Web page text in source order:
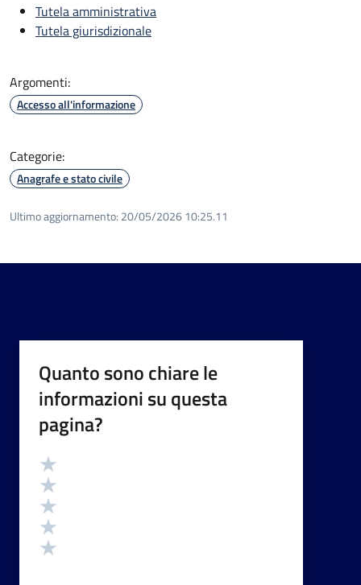
Tutela amministrativa
Tutela giurisdizionale
Argomenti:
Accesso all'informazione
Categorie:
Anagrafe e stato civile
Ultimo aggiornamento: 20/05/2026 10:25.11
Quanto sono chiare le
informazioni su questa
pagina?
Valutazione